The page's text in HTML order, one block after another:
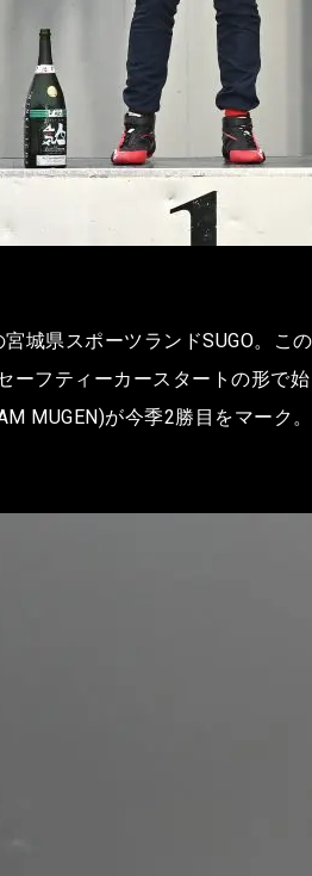
城県スポーツランドSUGO。
フティーカースタートの形で
MUGEN)が今季2勝目をマーク